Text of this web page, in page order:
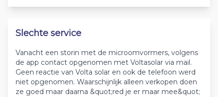
Slechte service
Vanacht een storin met de microomvormers, volgens
de app contact opgenomen met Voltasolar via mail.
Geen reactie van Volta solar en ook de telefoon werd
niet opgenomen. Waarschijnlijk alleen verkopen doen
ze goed maar daarna &quot;red je er maar mee&quot;